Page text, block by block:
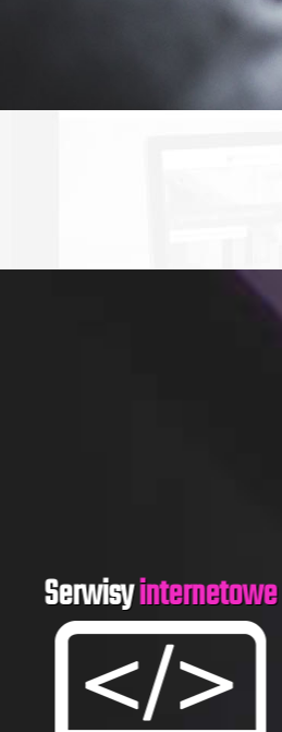
Projekty